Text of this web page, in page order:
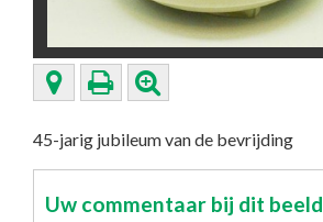
45-jarig jubileum van de bevrijding
Uw commentaar bij dit